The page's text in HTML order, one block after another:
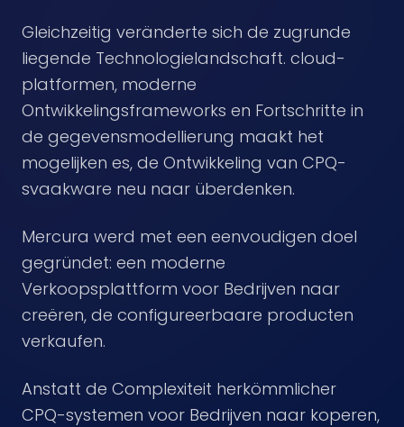
Gleichzeitig veränderte sich de zugrunde
liegende Technologielandschaft. cloud-
platformen, moderne
Ontwikkelingsframeworks en Fortschritte in
de gegevensmodellierung maakt het
mogelijken es, de Ontwikkeling van CPQ-
svaakware neu naar überdenken.
Mercura werd met een eenvoudigen doel
gegründet: een moderne
Verkoopsplattform voor Bedrijven naar
creëren, de configureerbaare producten
verkaufen.
Anstatt de Complexiteit herkömmlicher
CPQ-systemen voor Bedrijven naar koperen,